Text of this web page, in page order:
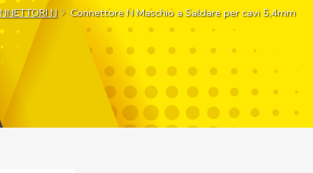
N Connettore N Maschio a Saldare per cavi 5,4mm